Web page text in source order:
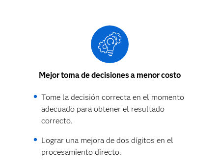
Mejor toma de decisiones a menor costo
Tome la decisión correcta en el momento
adecuado para obtener el resultado
correcto.
Lograr una mejora de dos dígitos en el
procesamiento directo.